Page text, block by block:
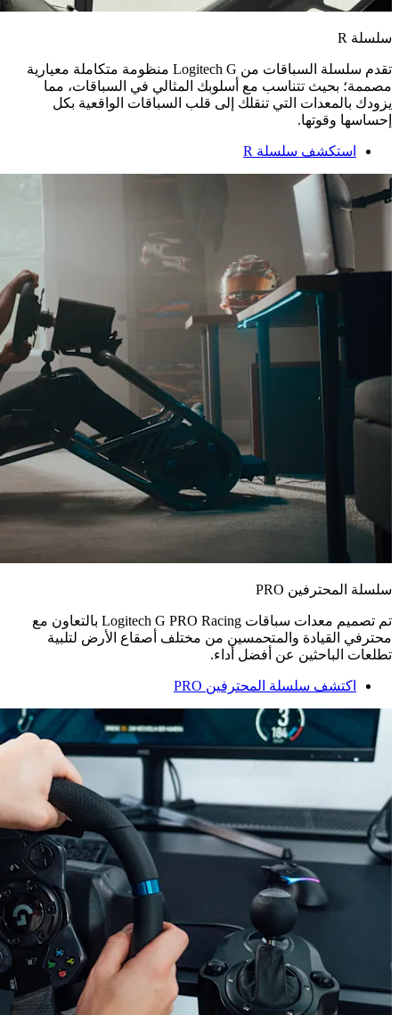
سلسلة ‏R
تقدم سلسلة السباقات من ‏Logitech G‏ منظومة متكاملة معيارية
مصممة؛ بحيث تتناسب مع أسلوبك المثالي في السباقات، مما
يزودك بالمعدات التي تنقلك إلى قلب السباقات الواقعية بكل
إحساسها وقوتها.
استكشف سلسلة R‏
سلسلة المحترفين PRO‏
تم تصميم معدات سباقات ‏Logitech G PRO Racing‏ بالتعاون مع
محترفي القيادة والمتحمسين من مختلف أصقاع الأرض لتلبية
تطلعات الباحثين عن أفضل أداء.
اكتشف سلسلة المحترفين PRO‏